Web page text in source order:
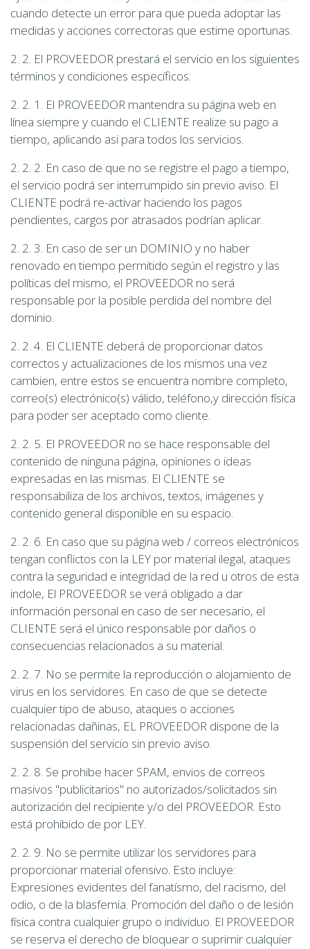
cuando detecte un error para que pueda adoptar las
medidas y acciones correctoras que estime oportunas.
2. 2. El PROVEEDOR prestará el servicio en los siguientes
términos y condiciones específicos:
2. 2. 1. El PROVEEDOR mantendra su página web en
línea siempre y cuando el CLIENTE realize su pago a
tiempo, aplicando asi para todos los servicios.
2. 2. 2. En caso de que no se registre el pago a tiempo,
el servicio podrá ser interrumpido sin previo aviso. El
CLIENTE podrá re-activar haciendo los pagos
pendientes, cargos por atrasados podrían aplicar.
2. 2. 3. En caso de ser un DOMINIO y no haber
renovado en tiempo permitido según el registro y las
políticas del mismo, el PROVEEDOR no será
responsable por la posible perdida del nombre del
dominio.
2. 2. 4. El CLIENTE deberá de proporcionar datos
correctos y actualizaciones de los mismos una vez
cambien, entre estos se encuentra nombre completo,
correo(s) electrónico(s) válido, teléfono,y dirección física
para poder ser aceptado como cliente.
2. 2. 5. El PROVEEDOR no se hace responsable del
contenido de ninguna página, opiniones o ideas
expresadas en las mismas. El CLIENTE se
responsabiliza de los archivos, textos, imágenes y
contenido general disponible en su espacio.
2. 2. 6. En caso que su página web / correos electrónicos
tengan conflictos con la LEY por material ilegal, ataques
contra la seguridad e integridad de la red u otros de esta
indole, El PROVEEDOR se verá obligado a dar
información personal en caso de ser necesario, el
CLIENTE será el único responsable por daños o
consecuencias relacionados a su material.
2. 2. 7. No se permite la reproducción o alojamiento de
virus en los servidores. En caso de que se detecte
cualquier tipo de abuso, ataques o acciones
relacionadas dañinas, EL PROVEEDOR dispone de la
suspensión del servicio sin previo aviso.
2. 2. 8. Se prohibe hacer SPAM, envios de correos
masivos "publicitarios" no autorizados/solicitados sin
autorización del recipiente y/o del PROVEEDOR. Esto
está prohibido de por LEY.
2. 2. 9. No se permite utilizar los servidores para
proporcionar material ofensivo. Esto incluye:
Expresiones evidentes del fanatísmo, del racismo, del
odio, o de la blasfemia. Promoción del daño o de lesión
física contra cualquier grupo o individuo. El PROVEEDOR
se reserva el derecho de bloquear o suprimir cualquier